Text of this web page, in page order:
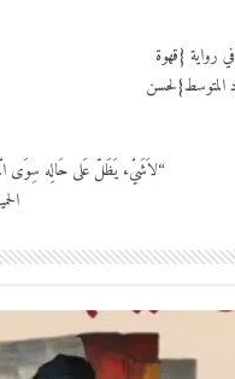
رواية {قهوة
المتوسط}لحسن
“لاَشَيْء يَظَلّ عَلى حَالِه سِوَى